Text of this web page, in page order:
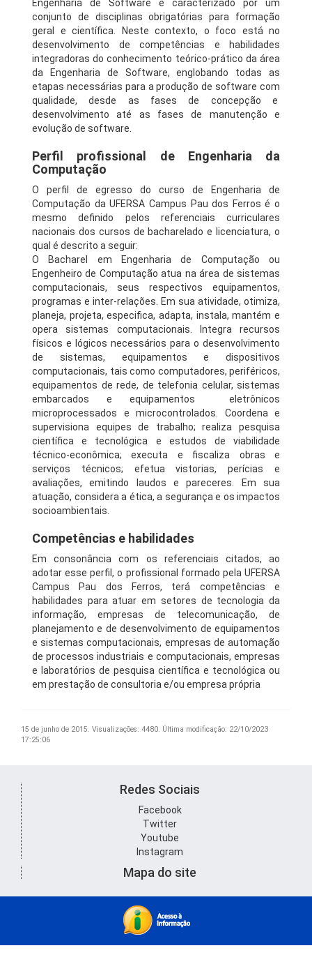
Engenharia de Software é caracterizado por um
conjunto de disciplinas obrigatórias para formação
geral e científica. Neste contexto, o foco está no
desenvolvimento de competências e habilidades
integradoras do conhecimento teórico-prático da área
da Engenharia de Software, englobando todas as
etapas necessárias para a produção de software com
qualidade, desde as fases de concepção e
desenvolvimento até as fases de manutenção e
evolução de software.
Perfil profissional de Engenharia da
Computação
O perfil de egresso do curso de Engenharia de
Computação da UFERSA Campus Pau dos Ferros é o
mesmo definido pelos referenciais curriculares
nacionais dos cursos de bacharelado e licenciatura, o
qual é descrito a seguir:
O Bacharel em Engenharia de Computação ou
Engenheiro de Computação atua na área de sistemas
computacionais, seus respectivos equipamentos,
programas e inter-relações. Em sua atividade, otimiza,
planeja, projeta, especifica, adapta, instala, mantém e
opera sistemas computacionais. Integra recursos
físicos e lógicos necessários para o desenvolvimento
de sistemas, equipamentos e dispositivos
computacionais, tais como computadores, periféricos,
equipamentos de rede, de telefonia celular, sistemas
embarcados e equipamentos eletrônicos
microprocessados e microcontrolados. Coordena e
supervisiona equipes de trabalho; realiza pesquisa
científica e tecnológica e estudos de viabilidade
técnico-econômica; executa e fiscaliza obras e
serviços técnicos; efetua vistorias, perícias e
avaliações, emitindo laudos e pareceres. Em sua
atuação, considera a ética, a segurança e os impactos
socioambientais.
Competências e habilidades
Em consonância com os referenciais citados, ao
adotar esse perfil, o profissional formado pela UFERSA
Campus Pau dos Ferros, terá competências e
habilidades para atuar em setores de tecnologia da
informação, empresas de telecomunicação, de
planejamento e de desenvolvimento de equipamentos
e sistemas computacionais, empresas de automação
de processos industriais e computacionais, empresas
e laboratórios de pesquisa científica e tecnológica ou
em prestação de consultoria e/ou empresa própria
15 de junho de 2015. Visualizações: 4480. Última modificação: 22/10/2023
17:25:06
Redes Sociais
Facebook
Twitter
Youtube
Instagram
Mapa do site